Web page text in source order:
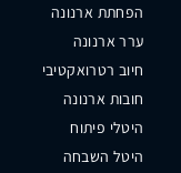
הפחתת ארנונה
ערר ארנונה
חיוב רטרואקטיבי
חובות ארנונה
היטלי פיתוח
היטל השבחה